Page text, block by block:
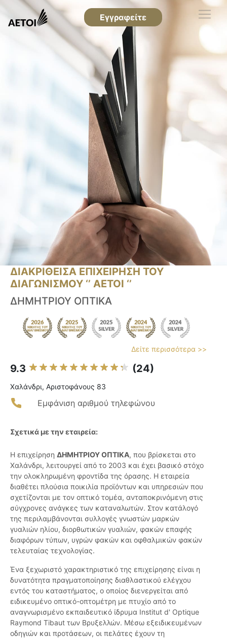
Εγγραφείτε
ΔΙΑΚΡΙΘΕΙΣΑ ΕΠΙΧΕΙΡΗΣΗ ΤΟΥ
ΔΙΑΓΩΝΙΣΜΟΥ ‘’ ΑΕΤΟΙ ‘’
ΔΗΜΗΤΡΙΟΥ ΟΠΤΙΚΑ
Δείτε περισσότερα >>
9.3 (24)
Χαλάνδρι, Αριστοφάνους 83
Εμφάνιση αριθμού τηλεφώνου
Σχετικά με την εταιρεία:
Η επιχείρηση ΔΗΜΗΤΡΙΟΥ ΟΠΤΙΚΑ, που βρίσκεται στο
Χαλάνδρι, λειτουργεί από το 2003 και έχει βασικό στόχο
την ολοκληρωμένη φροντίδα της όρασης. Η εταιρεία
διαθέτει πλούσια ποικιλία προϊόντων και υπηρεσιών που
σχετίζονται με τον οπτικό τομέα, ανταποκρινόμενη στις
σύγχρονες ανάγκες των καταναλωτών. Στον κατάλογό
της περιλαμβάνονται συλλογές γνωστών μαρκών
γυαλιών ηλίου, διορθωτικών γυαλιών, φακών επαφής
διαφόρων τύπων, υγρών φακών και οφθαλμικών φακών
τελευταίας τεχνολογίας.
Ένα ξεχωριστό χαρακτηριστικό της επιχείρησης είναι η
δυνατότητα πραγματοποίησης διαθλαστικού ελέγχου
εντός του καταστήματος, ο οποίος διενεργείται από
ειδικευμένο οπτικό-οπτομέτρη με πτυχίο από το
αναγνωρισμένο εκπαιδευτικό ίδρυμα Institut d' Optique
Raymond Tibaut των Βρυξελλών. Μέσω εξειδικευμένων
οδηγιών και προτάσεων, οι πελάτες έχουν τη